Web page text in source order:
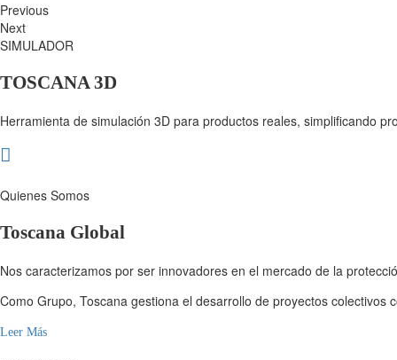
Previous
Next
SIMULADOR
TOSCANA 3D
Herramienta de simulación 3D para productos reales, simplificando
Quienes Somos
Toscana Global
Nos caracterizamos por ser innovadores en el mercado de la
Como Grupo, Toscana gestiona el desarrollo de proyectos
Leer Más